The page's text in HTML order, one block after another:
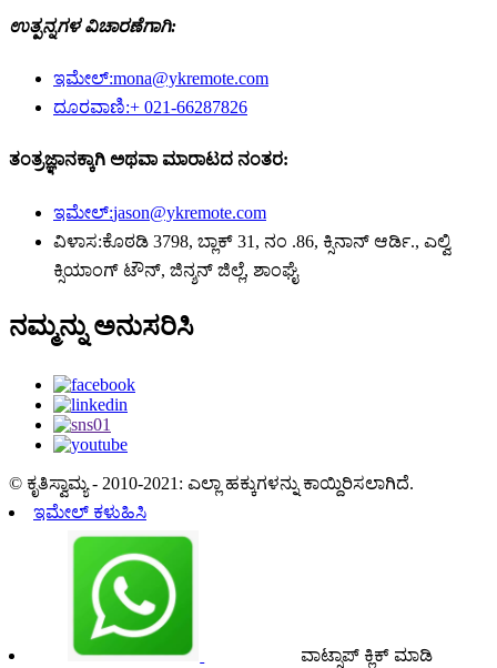
ಉತ್ಪನ್ನಗಳ ವಿಚಾರಣೆಗಾಗಿ:
ಇಮೇಲ್:mona@ykremote.com
ದೂರವಾಣಿ:+ 021-66287826
ತಂತ್ರಜ್ಞಾನಕ್ಕಾಗಿ ಅಥವಾ ಮಾರಾಟದ ನಂತರ:
ಇಮೇಲ್:jason@ykremote.com
ವಿಳಾಸ:ಕೊಠಡಿ 3798, ಬ್ಲಾಕ್ 31, ನಂ .86, ಕ್ಸಿನಾನ್ ಆರ್ಡಿ., ಎಲ್ವಿ
ಕ್ಸಿಯಾಂಗ್ ಟೌನ್, ಜಿನ್ಶನ್ ಜಿಲ್ಲೆ, ಶಾಂಘೈ
ನಮ್ಮನ್ನು ಅನುಸರಿಸಿ
© ಕೃತಿಸ್ವಾಮ್ಯ - 2010-2021: ಎಲ್ಲಾ ಹಕ್ಕುಗಳನ್ನು ಕಾಯ್ದಿರಿಸಲಾಗಿದೆ.
ಇಮೇಲ್ ಕಳುಹಿಸಿ
ವಾಟ್ಸಾಪ್ ಕ್ಲಿಕ್ ಮಾಡಿ